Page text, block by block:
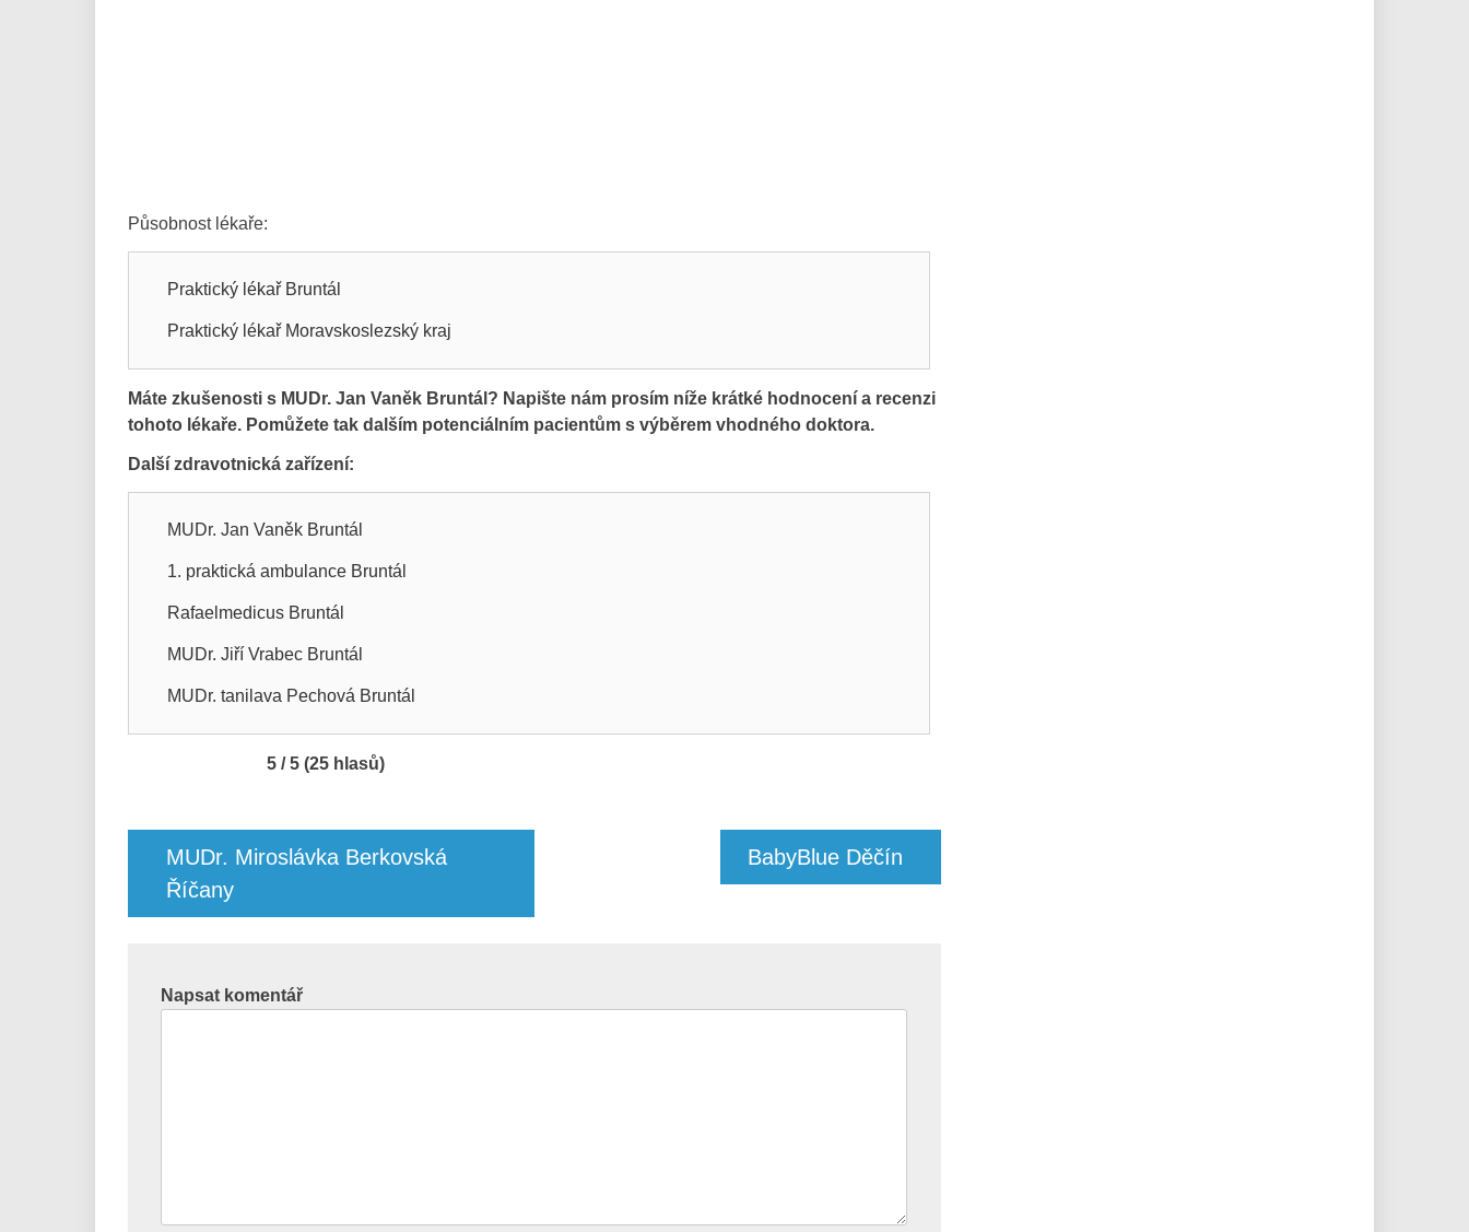
Působnost lékaře:
Praktický lékař Bruntál
Praktický lékař Moravskoslezský kraj
Máte zkušenosti s MUDr. Jan Vaněk Bruntál? Napište nám prosím níže krátké hodnocení a recenzi
tohoto lékaře. Pomůžete tak dalším potenciálním pacientům s výběrem vhodného doktora.
Další zdravotnická zařízení:
MUDr. Jan Vaněk Bruntál
1. praktická ambulance Bruntál
Rafaelmedicus Bruntál
MUDr. Jiří Vrabec Bruntál
MUDr. tanilava Pechová Bruntál
5 / 5 (25 hlasů)
příspěvek
MUDr. Miroslávka Berkovská
Říčany
BabyBlue Děčín
Napsat komentář